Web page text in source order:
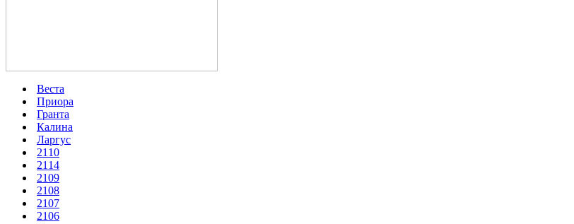
Веста
Приора
Гранта
Калина
Ларгус
2110
2114
2109
2108
2107
2106